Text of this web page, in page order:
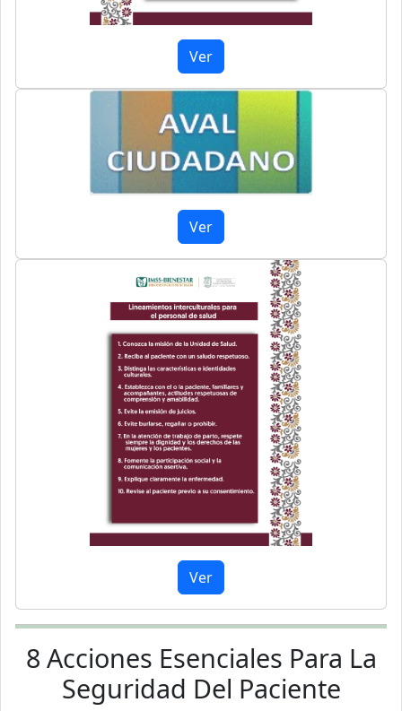
Ver
Ver
Ver
8 Acciones Esenciales Para La
Seguridad Del Paciente